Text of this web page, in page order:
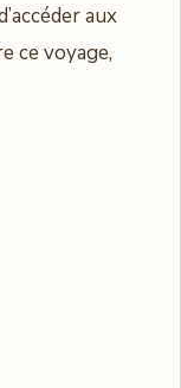
aux
ce voyage,